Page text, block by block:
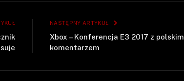
NASTĘPNY ARTYKUŁ
Xbox – Konferencja E3 2017 z polskim
komentarzem